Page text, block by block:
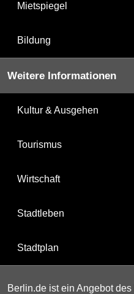
Mietspiegel
Bildung
Weitere Informationen
Kultur & Ausgehen
Tourismus
Wirtschaft
Stadtleben
Stadtplan
Berlin.de ist ein Angebot